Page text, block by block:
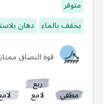
متوفر
يخفف بالماء دهان
قوة التصاق
مطفي
ربع
لامع